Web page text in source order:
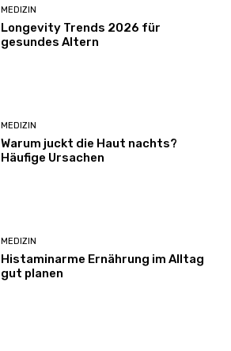
MEDIZIN
Longevity Trends 2026 für
gesundes Altern
MEDIZIN
Warum juckt die Haut nachts?
Häufige Ursachen
MEDIZIN
Histaminarme Ernährung im Alltag
gut planen